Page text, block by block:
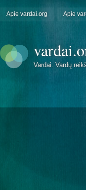
Apie vardai.org Apie
Vardai. Vardų